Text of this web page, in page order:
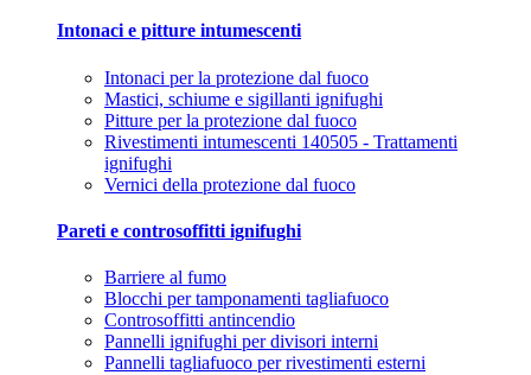
Intonaci e pitture intumescenti
Intonaci per la protezione dal fuoco
Mastici, schiume e sigillanti ignifughi
Pitture per la protezione dal fuoco
Rivestimenti intumescenti 140505 - Trattamenti
ignifughi
Vernici della protezione dal fuoco
Pareti e controsoffitti ignifughi
Barriere al fumo
Blocchi per tamponamenti tagliafuoco
Controsoffitti antincendio
Pannelli ignifughi per divisori interni
Pannelli tagliafuoco per rivestimenti esterni